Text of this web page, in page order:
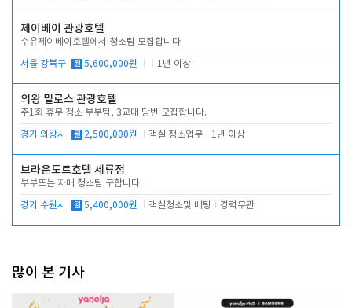
제이베이 관광호텔
수유제이베이호텔에서 청소팀 모집합니다
서울 강북구 월 5,600,000원 1년 이상
의왕 밀로스 관광호텔
주1회 휴무 청소 부부팀, 3교대 당번 모집합니다.
경기 의왕시 월 2,500,000원 객실 청소업무 1년 이상
브라운도트호텔 세류점
부부또는 자매 청소팀 구합니다.
경기 수원시 월 5,400,000원 객실청소및 베팅 경력무관
많이 본 기사